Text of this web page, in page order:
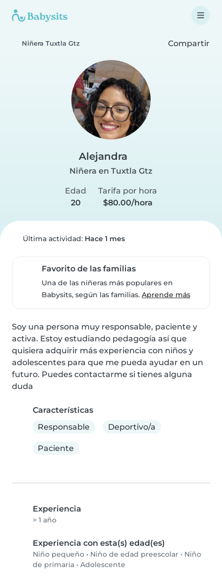
Niñera Tuxtla Gtz Compartir
Alejandra
Niñera en Tuxtla Gtz
Edad
20
Tarifa por hora
$80.00/hora
Última actividad: Hace 1 mes
Favorito de las familias
Una de las niñeras más populares en
Babysits, según las familias.Aprende más
Soy una persona muy responsable, paciente y
activa. Estoy estudiando pedagogía así que
quisiera adquirir más experiencia con niños y
adolescentes para que me pueda ayudar en un
futuro. Puedes contactarme si tienes alguna
duda
Características
Responsable
Deportivo/a
Paciente
Experiencia
> 1 año
Experiencia con esta(s) edad(es)
Niño pequeño • Niño de edad preescolar • Niño
de primaria • Adolescente